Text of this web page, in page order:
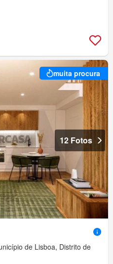
muita procura
12 Fotos
de Lisboa, Distrito de